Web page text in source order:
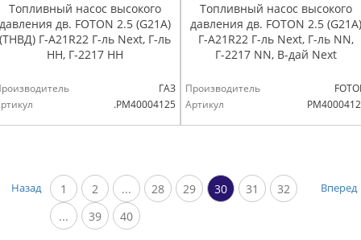
Топливный насос высокого
давления дв. FOTON 2.5 (G21A)
(ТНВД) Г-А21R22 Г-ль Next, Г-ль
НН, Г-2217 НН
ГАЗ
.РМ40004125
Топливный насос высокого
давления дв. FOTON 2.5 (G21A)
Г-А21R22 Г-ль Next, Г-ль NN,
Г-2217 NN, В-дай Next
Производитель
Артикул
Назад Вперед
1 2 ... 28 29 30 31
32
...
39 40